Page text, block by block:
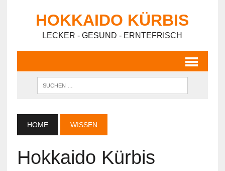
HOKKAIDO KÜRBIS
LECKER - GESUND - ERNTEFRISCH
HOME WISSEN
Hokkaido Kürbis